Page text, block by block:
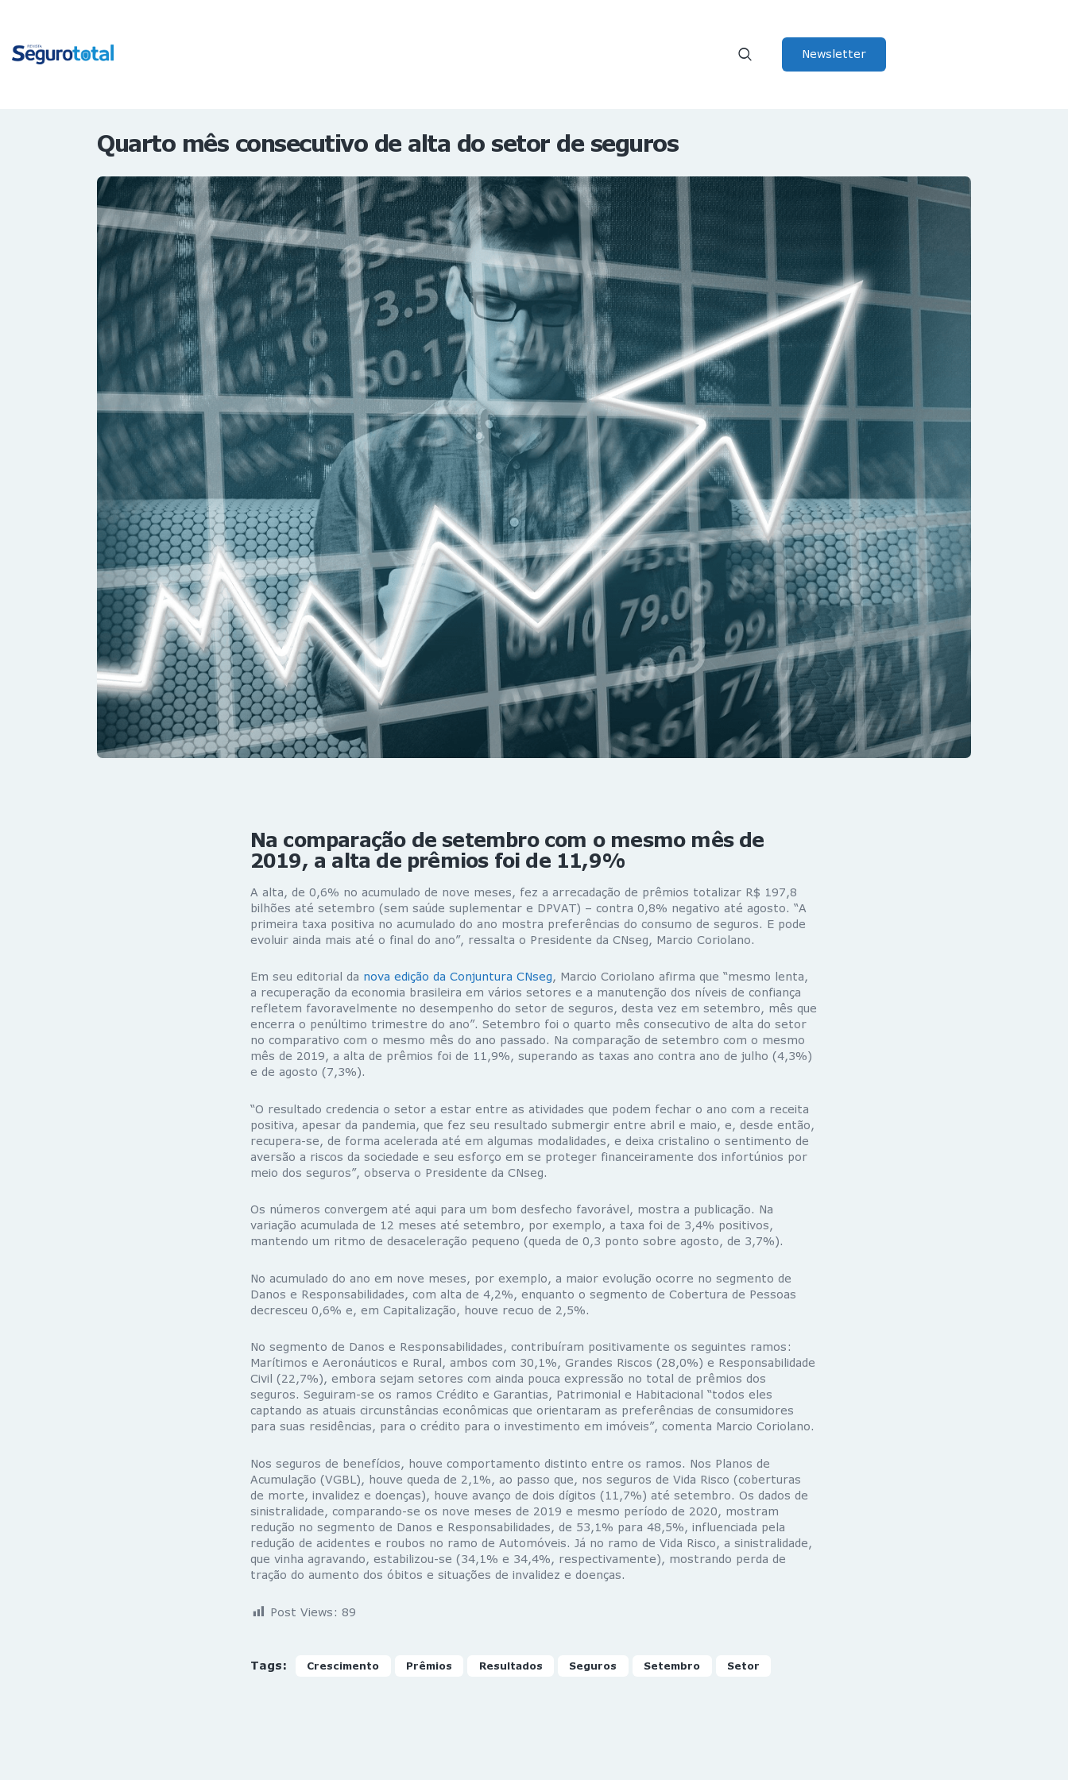
Newsletter
HOME
Quarto mês consecutivo de alta do setor de seguros
Na comparação de setembro com o mesmo mês de
2019, a alta de prêmios foi de 11,9%
A alta, de 0,6% no acumulado de nove meses, fez a arrecadação de prêmios totalizar R$ 197,8
bilhões até setembro (sem saúde suplementar e DPVAT) – contra 0,8% negativo até agosto. “A
primeira taxa positiva no acumulado do ano mostra preferências do consumo de seguros. E pode
evoluir ainda mais até o final do ano”, ressalta o Presidente da CNseg, Marcio Coriolano.
Em seu editorial da nova edição da Conjuntura CNseg, Marcio Coriolano afirma que “mesmo lenta,
a recuperação da economia brasileira em vários setores e a manutenção dos níveis de confiança
refletem favoravelmente no desempenho do setor de seguros, desta vez em setembro, mês que
encerra o penúltimo trimestre do ano”. Setembro foi o quarto mês consecutivo de alta do setor
no comparativo com o mesmo mês do ano passado. Na comparação de setembro com o mesmo
mês de 2019, a alta de prêmios foi de 11,9%, superando as taxas ano contra ano de julho (4,3%)
e de agosto (7,3%).
“O resultado credencia o setor a estar entre as atividades que podem fechar o ano com a receita
positiva, apesar da pandemia, que fez seu resultado submergir entre abril e maio, e, desde então,
recupera-se, de forma acelerada até em algumas modalidades, e deixa cristalino o sentimento de
aversão a riscos da sociedade e seu esforço em se proteger financeiramente dos infortúnios por
meio dos seguros”, observa o Presidente da CNseg.
Os números convergem até aqui para um bom desfecho favorável, mostra a publicação. Na
variação acumulada de 12 meses até setembro, por exemplo, a taxa foi de 3,4% positivos,
mantendo um ritmo de desaceleração pequeno (queda de 0,3 ponto sobre agosto, de 3,7%).
No acumulado do ano em nove meses, por exemplo, a maior evolução ocorre no segmento de
Danos e Responsabilidades, com alta de 4,2%, enquanto o segmento de Cobertura de Pessoas
decresceu 0,6% e, em Capitalização, houve recuo de 2,5%.
No segmento de Danos e Responsabilidades, contribuíram positivamente os seguintes ramos:
Marítimos e Aeronáuticos e Rural, ambos com 30,1%, Grandes Riscos (28,0%) e Responsabilidade
Civil (22,7%), embora sejam setores com ainda pouca expressão no total de prêmios dos
seguros. Seguiram-se os ramos Crédito e Garantias, Patrimonial e Habitacional “todos eles
captando as atuais circunstâncias econômicas que orientaram as preferências de consumidores
para suas residências, para o crédito para o investimento em imóveis”, comenta Marcio Coriolano.
Nos seguros de benefícios, houve comportamento distinto entre os ramos. Nos Planos de
Acumulação (VGBL), houve queda de 2,1%, ao passo que, nos seguros de Vida Risco (coberturas
de morte, invalidez e doenças), houve avanço de dois dígitos (11,7%) até setembro. Os dados de
sinistralidade, comparando-se os nove meses de 2019 e mesmo período de 2020, mostram
redução no segmento de Danos e Responsabilidades, de 53,1% para 48,5%, influenciada pela
redução de acidentes e roubos no ramo de Automóveis. Já no ramo de Vida Risco, a sinistralidade,
que vinha agravando, estabilizou-se (34,1% e 34,4%, respectivamente), mostrando perda de
tração do aumento dos óbitos e situações de invalidez e doenças.
Post Views: 89
Tags: Crescimento Prêmios Resultados Seguros Setembro Setor